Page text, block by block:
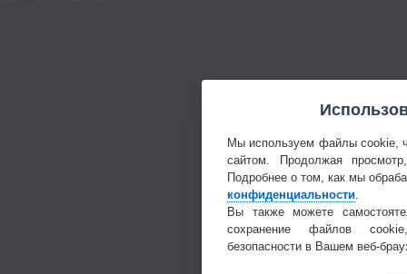
Мы используем файлы cookie,
сайтом. Продолжая
Подробнее о том, как мы
конфиденциальности
Вы также можете
сохранение файлов
безопасности в Вашем веб-